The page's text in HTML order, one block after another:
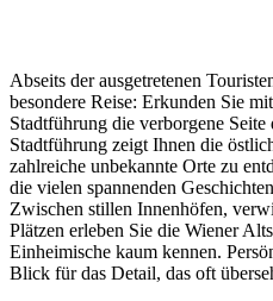
Abseits der ausgetretenen
besondere Reise: Erkunden Sie
Stadtführung die verborgene
Stadtführung zeigt Ihnen die
zahlreiche unbekannte Orte zu
die vielen spannenden
Zwischen stillen Innenhöfen,
Plätzen erleben Sie die Wiener
Einheimische kaum kennen.
Blick für das Detail, das oft